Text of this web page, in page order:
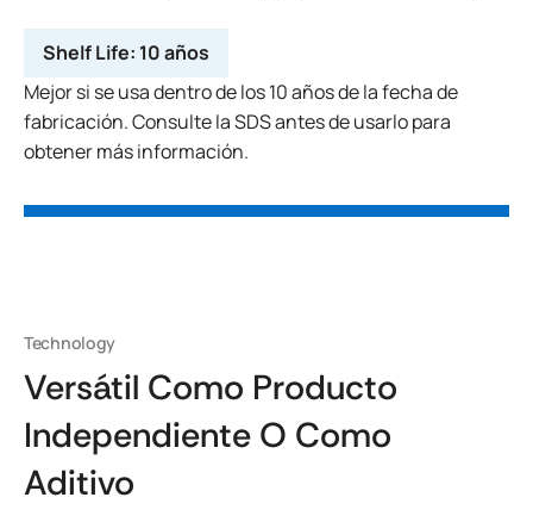
Shelf Life: 10 años
Mejor si se usa dentro de los 10 años de la fecha de
fabricación. Consulte la SDS antes de usarlo para
obtener más información.
Technology
Versátil Como Producto
Independiente O Como
Aditivo